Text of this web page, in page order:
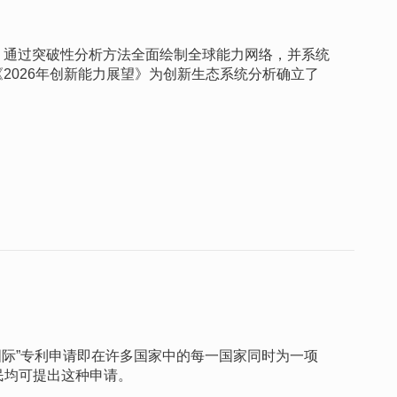
过突破性分析方法全面绘制全球能力网络，并系统
年创新能力展望》为创新生态系统分析确立了
”专利申请即在许多国家中的每一国家同时为一项
可提出这种申请。